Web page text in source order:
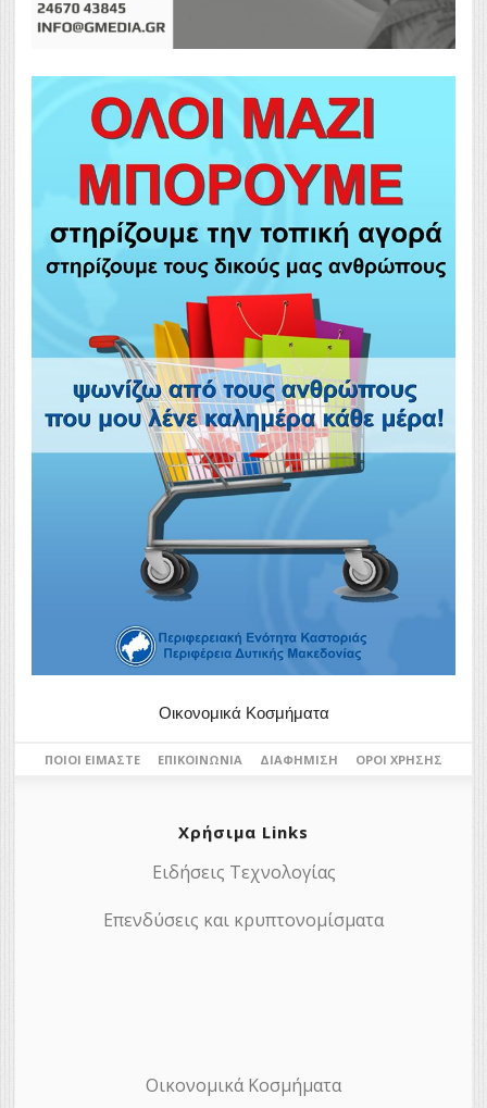
Οικονομικά Κοσμήματα
ΠΟΙΟΙ ΕΊΜΑΣΤΕ ΕΠΙΚΟΙΝΩΝΊΑ ΔΙΑΦΉΜΙΣΗ ΌΡΟΙ ΧΡΉΣΗΣ
Χρήσιμα Links
Ειδήσεις Τεχνολογίας
Επενδύσεις και κρυπτονομίσματα
Οικονομικά Κοσμήματα